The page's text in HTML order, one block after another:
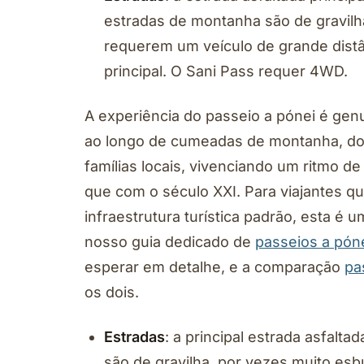
estradas de montanha são de
requerem um veículo de grande
principal. O Sani Pass requer 4WD.
A experiência do passeio a pónei é
ao longo de cumeadas de montanha,
famílias locais, vivenciando um ritmo
que com o século XXI. Para viajantes
infraestrutura turística padrão, esta é
nosso guia dedicado de passeios a
esperar em detalhe, e a comparação
os dois.
Estradas: a principal estrada